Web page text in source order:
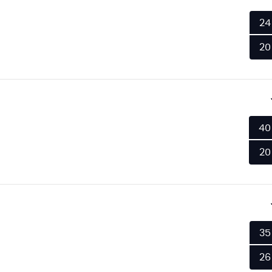
24
20
40
20
35
26